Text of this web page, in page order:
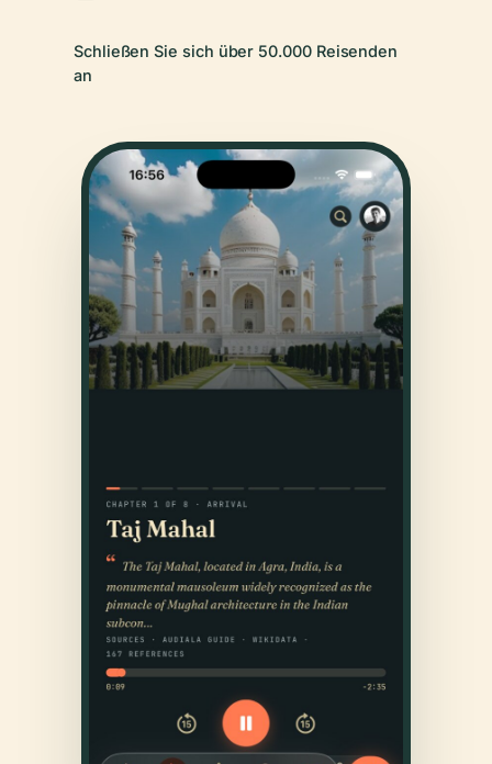
Schließen Sie sich über 50.000 Reisenden
an